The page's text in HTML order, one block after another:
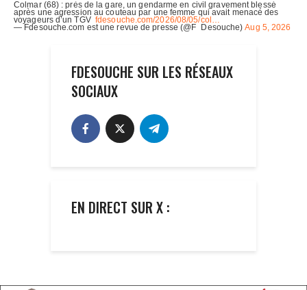
FDESOUCHE SUR LES RÉSEAUX
SOCIAUX
EN DIRECT SUR X :